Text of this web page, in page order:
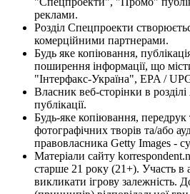
реклами.
Розділ Спецпроекти
комерційними партнерами.
Будь яке копіювання,
поширення інформації, що
"Інтерфакс-Україна", EPA /
Власник веб-сторінки в
публікації.
Будь-яке копіювання, передрук
фотографічних творів та/або
правовласника Getty Images -
Матеріали сайту
старше 21 року (21+). Участь в
викликати ігрову залежність.